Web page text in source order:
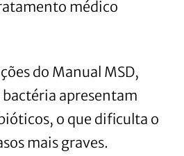
médico
do Manual MSD,
bactéria apresentam
o que dificulta o
mais graves.